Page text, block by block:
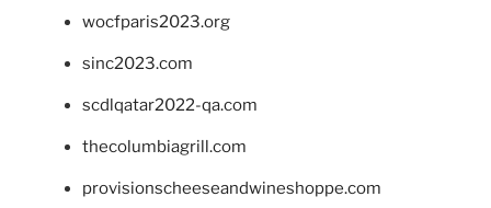
wocfparis2023.org
sinc2023.com
scdlqatar2022-qa.com
thecolumbiagrill.com
provisionscheeseandwineshoppe.com